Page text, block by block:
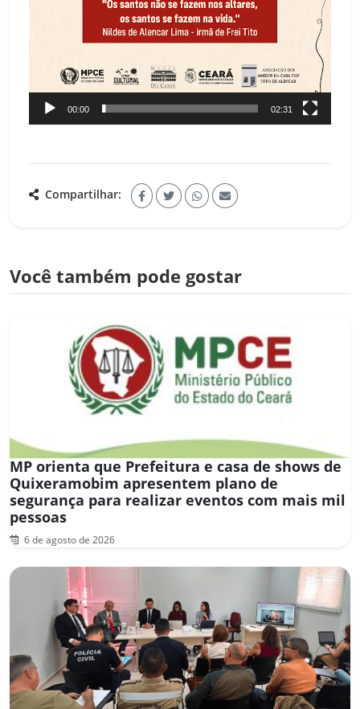
00:00 02:31
Compartilhar:
Você também pode gostar
MP orienta que Prefeitura e casa de shows de
Quixeramobim apresentem plano de
segurança para realizar eventos com mais mil
pessoas
6 de agosto de 2026